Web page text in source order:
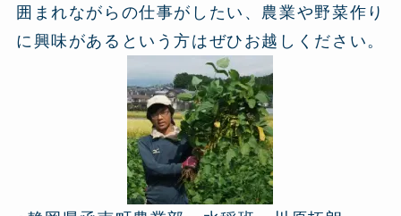
囲まれながらの仕事がしたい、農業や野菜作り
に興味があるという方はぜひお越しください。